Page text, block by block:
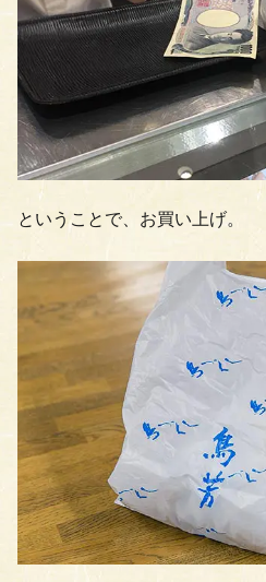
ということで、お買い上げ。